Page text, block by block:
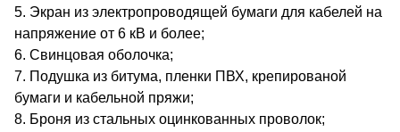
5. Экран из электропроводящей бумаги для кабелей на
напряжение от 6 кВ и более;
6. Свинцовая оболочка;
7. Подушка из битума, пленки ПВХ, крепированой
бумаги и кабельной пряжи;
8. Броня из стальных оцинкованных проволок;